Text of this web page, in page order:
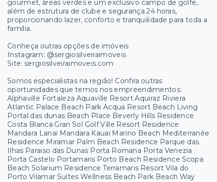
gourmet, áreas verdes e um exclusivo campo de golfe,
além de estrutura de clube e segurança 24 horas,
proporcionando lazer, conforto e tranquilidade para toda a
família.
Conheça outras opções de imóveis
Instagram: @sergiosilveiraimoveis
Site: sergiosilveiraimoveis.com
Somos especialistas na região! Confira outras
oportunidades que temos nos empreendimentos:
Alphaville Fortaleza Aquaville Resort Aquiraz Riviera
Atlantic Palace Beach Park Acqua Resort Beach Living
Portal das dunas Beach Place Beverly Hills Residence
Costa Blanca Gran Sol Golf Ville Resort Residence
Mandara Lanai Mandara Kauai Marino Beach Mediterranée
Residence Miramar Palm Beach Residence Parque das
Ilhas Paraiso das Dunas Porta Romana Porta Venezia
Porta Castelo Portamaris Porto Beach Residence Scopa
Beach Solarium Residence Terramaris Resort Vila do
Porto Vilamar Suítes Wellness Beach Park Beach Way